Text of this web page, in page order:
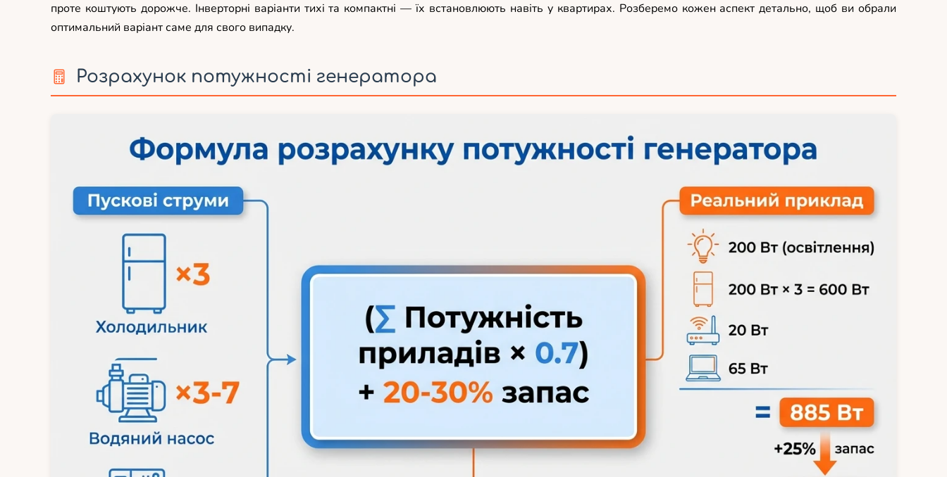
проте коштують дорожче. Інверторні варіанти тихі та компактні — їх встановлюють навіть у квартирах. Розберемо кожен аспект детально, щоб ви обрали
оптимальний варіант саме для свого випадку.
Розрахунок потужності генератора